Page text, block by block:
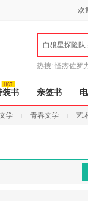
欢
白狼星探险队
热搜: 怪杰佐罗
装书 亲签书
学 青春文学 艺